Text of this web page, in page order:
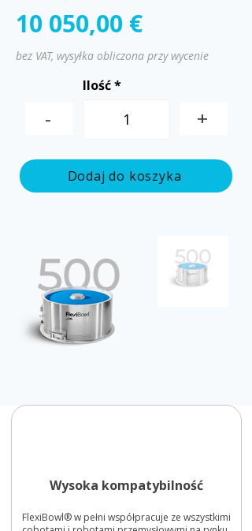
10 050,00 €
bez VAT, wysyłka obliczona przy wycenie
-
Ilość
+
Dodaj do koszyka
Wysoka kompatybilność
FlexiBowl® w pełni współpracuje ze wszystkimi